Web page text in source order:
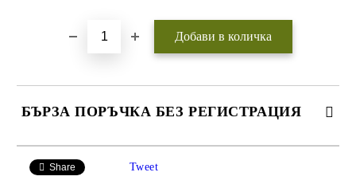
БЪРЗА ПОРЪЧКА БЕЗ РЕГИСТРАЦИЯ
Share Tweet